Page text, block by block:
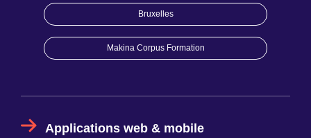
Applications web & mobile
Bruxelles
Makina Corpus Formation